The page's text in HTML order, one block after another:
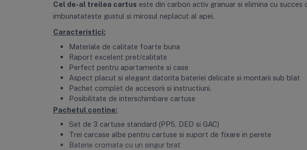
Cel de-al treilea cartus este din carbon activ granuar si elimina cu
imbunatateste gustul si mirosul neplacut al apei.
Caracteristici:
Materiale de calitate foarte buna
Raport excelent pret/calitate
Perfect pentru apartamente si case
Aspect placut si elegant datorita bateriei delicate si montarii sub blat
Pachet complet de accesorii si instructiuni.
Posibilitate de interschimbare cartuse
Pachetul contine:
Set de 3 cartuse standard (PP5, DED si GAC)
Trei carcase albe pentru cartuse si suport de fixare in perete
Baterie cromata cu un singur brat